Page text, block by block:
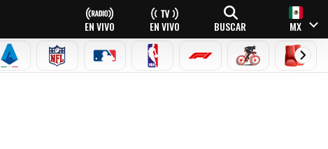
EN VIVO EN VIVO BUSCAR MX
LEAGUE
SERIE A NFL MLB NBA FÓRMULA 1CICLISMOBOXEO